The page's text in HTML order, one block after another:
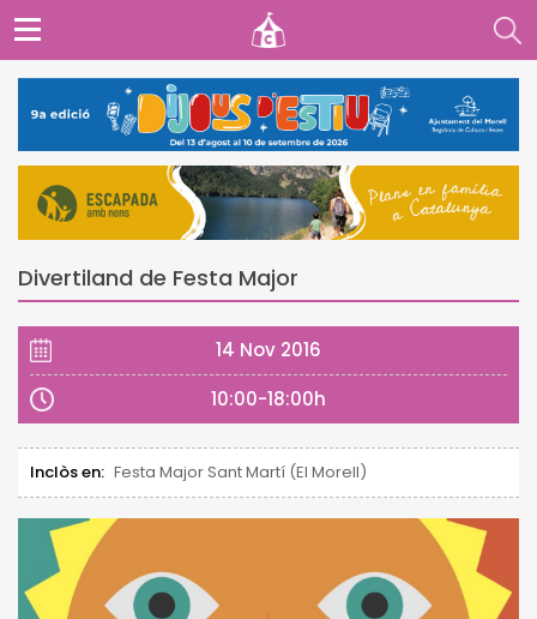
Divertiland de Festa Major
14 Nov 2016
10:00-18:00h
Inclòs en: Festa Major Sant Martí (El Morell)